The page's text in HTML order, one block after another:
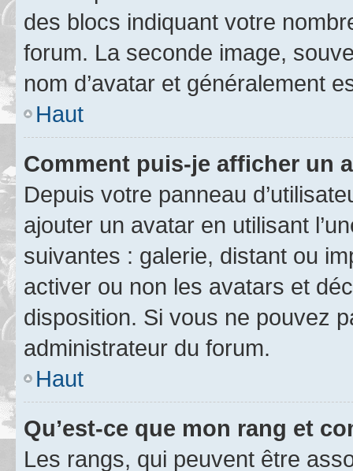
des blocs indiquant votre
forum. La seconde image,
nom d’avatar et généralement
Haut
Comment puis-je afficher un
Depuis votre panneau
ajouter un avatar en utilisant
suivantes : galerie, distant ou
activer ou non les avatars et
disposition. Si vous ne pouvez
administrateur du forum.
Haut
Qu’est-ce que mon rang et
Les rangs, qui peuvent être